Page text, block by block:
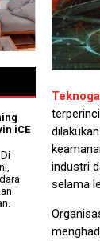
industri
selama
iCE